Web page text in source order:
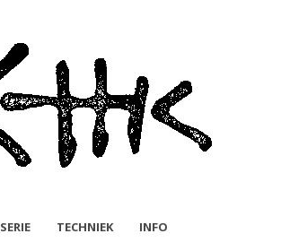
SERIE TECHNIEK INFO